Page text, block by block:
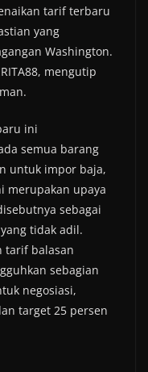
tarif terbaru
yang
Washington.
mengutip
ini
semua barang
untuk impor baja,
merupakan upaya
sebagai
tidak adil.
tarif balasan
sebagian
negosiasi,
target 25 persen